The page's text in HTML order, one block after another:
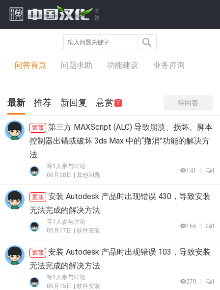
问答首页 问题求助 功能建议 业务咨询
最新 推荐 新回复 悬赏 待回答
置顶
第三方 MAXScript (ALC) 导致崩溃、损坏、脚本
控制器出错或破坏 3ds Max 中的“撤消”功能的解决方
法
等1人参与讨论
06月08日 | 其他问题
141 1
置顶
安装 Autodesk 产品时出现错误 430，导致安装
无法完成的解决方法
等1人参与讨论
05月17日 | 软件安装
166 1
置顶
安装 Autodesk 产品时出现错误 103，导致安装
无法完成的解决方法
等1人参与讨论
05月15日 | 软件安装
270 1